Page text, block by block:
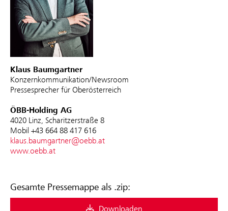
Klaus Baumgartner
Konzernkommunikation/Newsroom
Pressesprecher für Oberösterreich
ÖBB-Holding AG
4020 Linz, Scharitzerstraße 8
Mobil +43 664 88 417 616
klaus.baumgartner@oebb.at
www.oebb.at
Gesamte Pressemappe als .zip: